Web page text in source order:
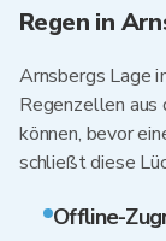
Regen in
Arnsbergs Lage
Regenzellen
können, bevor
schließt diese
Offline-